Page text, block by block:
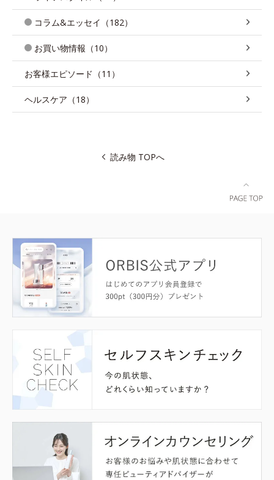
コラム&エッセイ（182）
お買い物情報（10）
お客様エピソード（11）
ヘルスケア（18）
読み物 TOPへ